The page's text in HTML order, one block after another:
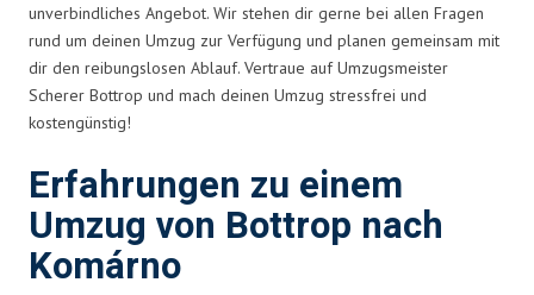
unverbindliches Angebot. Wir stehen dir gerne bei allen Fragen
rund um deinen Umzug zur Verfügung und planen gemeinsam mit
dir den reibungslosen Ablauf. Vertraue auf Umzugsmeister
Scherer Bottrop und mach deinen Umzug stressfrei und
kostengünstig!
Erfahrungen zu einem
Umzug von Bottrop nach
Komárno